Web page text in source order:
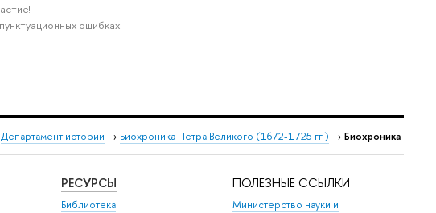
ошибках.
Департамент истории → Биохроника Петра Великого (1672-1725 гг.) → Биохроника
РЕСУРСЫ
Библиотека
ПОЛЕЗНЫЕ ССЫЛКИ
Министерство науки и